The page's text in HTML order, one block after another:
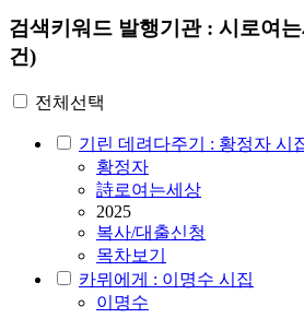
검색키워드 발행기관 : 시로여
건)
전체선택
기린 데려다주기 : 황정자 시
황정자
詩로여는세상
2025
복사/대출신청
목차보기
카뮈에게 : 이명수 시집
이명수